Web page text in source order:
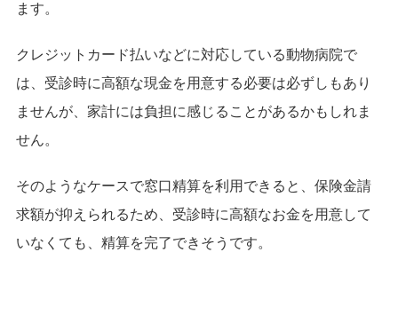
ます。
クレジットカード払いなどに対応している動物病院で
は、受診時に高額な現金を用意する必要は必ずしもあり
ませんが、家計には負担に感じることがあるかもしれま
せん。
そのようなケースで窓口精算を利用できると、保険金請
求額が抑えられるため、受診時に高額なお金を用意して
いなくても、精算を完了できそうです。